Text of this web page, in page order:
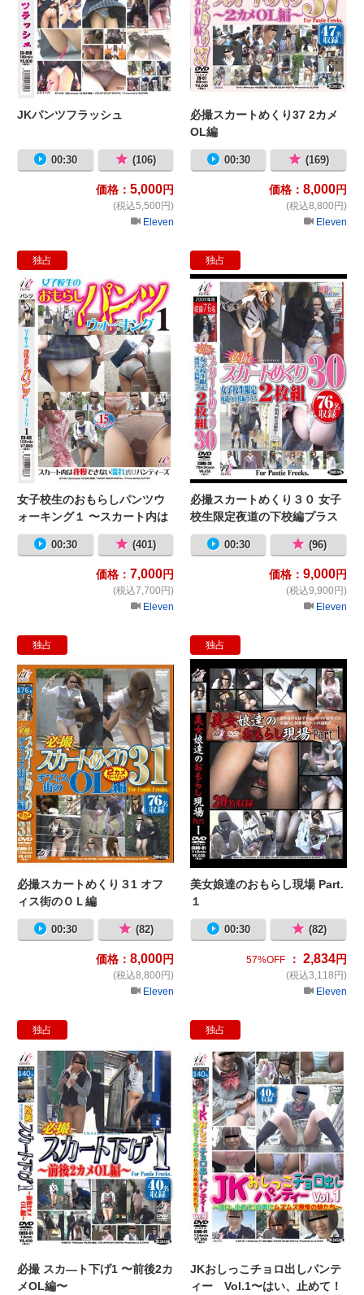
JKパンツフラッシュ
00:30 (106)
価格： 5,000円
(税込5,500円)
Eleven
必撮スカートめくり37 2カメ
OL編
00:30 (169)
価格： 8,000円
(税込8,800円)
Eleven
独占
女子校生のおもらしパンツウォー
女子校生のおもらしパンツウ
ォーキング１ 〜スカート内は
我慢できない濡れ透けパンテ
ィーズ〜00:30 (401)
価格： 7,000円
(税込7,700円)
Eleven
独占
必
必撮スカートめくり３０ 女子
校生限定夜道の下校編プラス
00:30 (96)
価格： 9,000円
(税込9,900円)
Eleven
独占
必撮スカートめくり３1 オフィス街
必撮スカートめくり３1 オフ
ィス街のＯＬ編
00:30 (82)
価格： 8,000円
(税込8,800円)
Eleven
独占
美
美女娘達のおもらし現場 Part.
１
00:30 (82)
57%OFF： 2,834円
(税込3,118円)
Eleven
独占
必撮 スカ―ト下げ1 〜前後2カ
メOL編〜
独占
JKおしっこチョロ出しパンテ
ィー Vol.1〜はい、止めて！